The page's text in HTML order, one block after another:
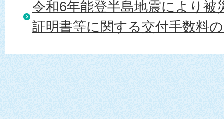
令和6年能登半島地震により被
証明書等に関する交付手数料